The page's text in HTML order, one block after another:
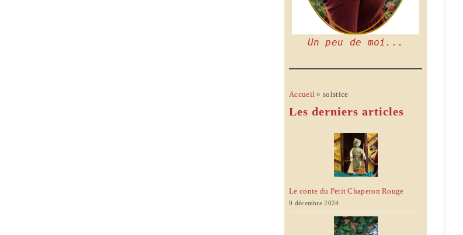
Un peu de moi...
Accueil »solstice
Les derniers articles
Le conte du Petit Chaperon Rouge
9 décembre 2024